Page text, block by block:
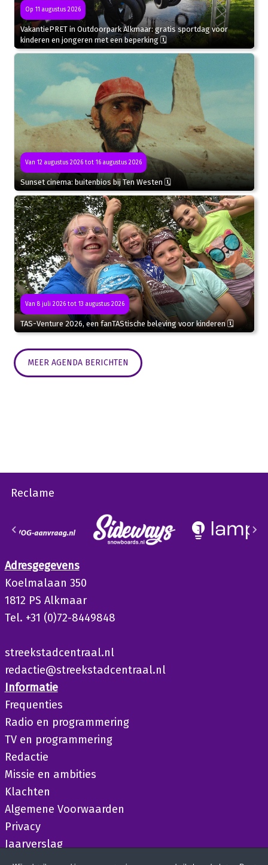
Op 11 augustus 2026
VakantiePRET in Outdoorpark Alkmaar: gratis sportdag voor
kinderen en jongeren met een beperking 🗓
Van 12 augustus 2026 tot 16 augustus 2026
Sunset cinema: buitenbios bij Ten Westen 🗓
Van 8 juli 2026 tot 13 augustus 2026
TAS-Venture 2026, een fanTAStische beleving voor kinderen 🗓
MEER AGENDA BERICHTEN
Reclame
Adresgegevens
Koelmalaan 350
1812 PS Alkmaar
Tel. +31 (0)72-8449848
streekstadcentraal.nl
redactie@streekstadcentraal.nl
Informatie
Frequenties
Radio en programmering
TV en programmering
Redactie
Missie en ambities
Klachten
Algemene Voorwaarden
Privacy
Jaarverslag